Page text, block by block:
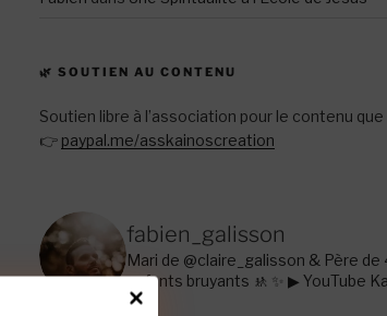
🌿 SOUTIEN AU CONTENU
Soutien libre à l’association pour le contenu
👉 paypal.me/asskainoscreation
fabien_galisson
Mari de @claire_galisson & Père
enfants bruyants 🚸 ✨ ▶ YouTube